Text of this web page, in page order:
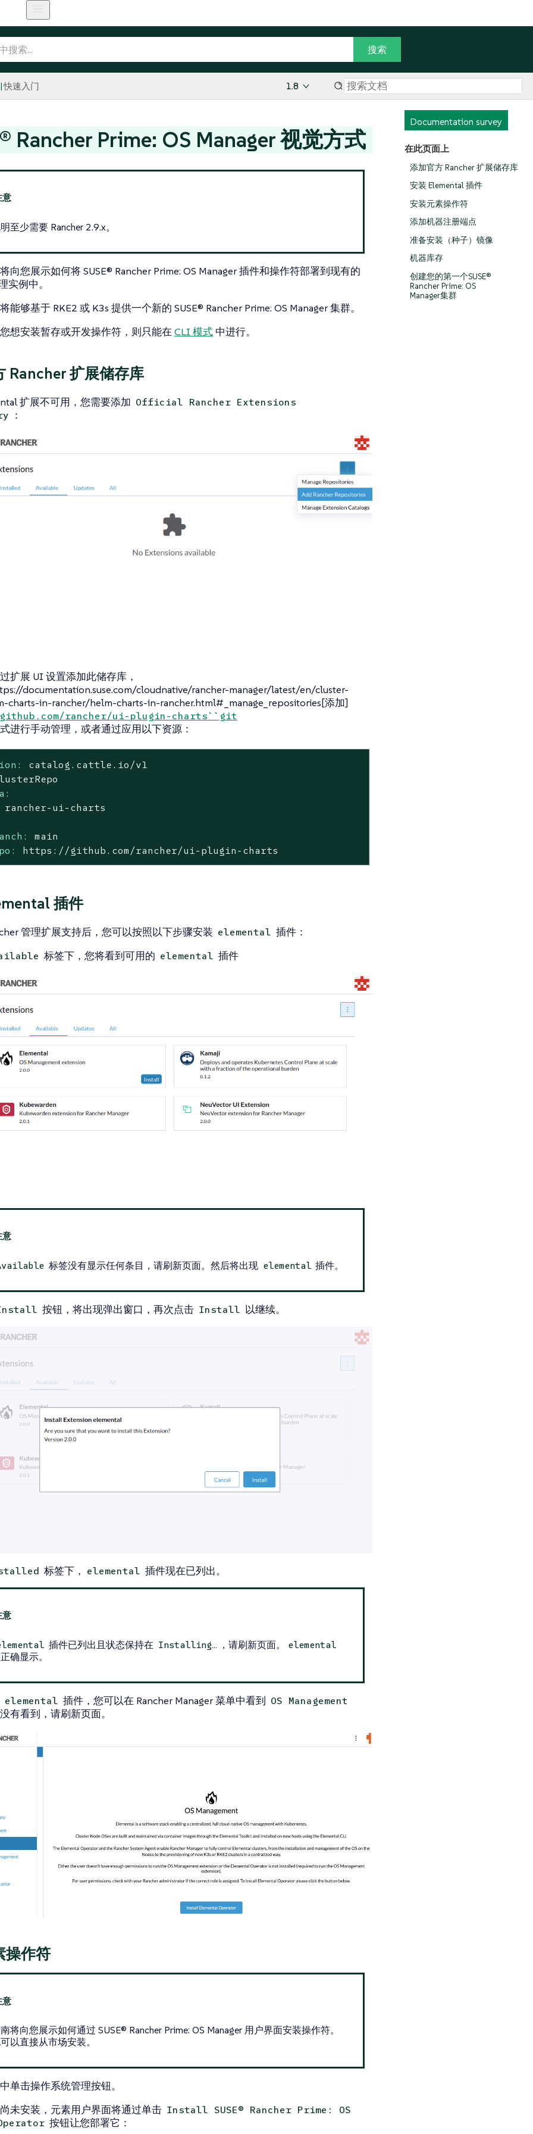
快速入门 1.8
Documentation survey
在此页面上
添加官方 Rancher 扩展储存库
安装 Elemental 插件
安装元素操作符
添加机器注册端点
准备安装（种子）镜像
机器库存
创建您的第一个SUSE®
Rancher Prime: OS
Manager集群
Rancher Prime: OS Manager 视觉方式
至少需要 Rancher 2.9.x。
向您展示如何将 SUSE® Rancher Prime: OS Manager 插件和操作符部署到现有的
实例中。
能够基于 RKE2 或 K3s 提供一个新的 SUSE® Rancher Prime: OS Manager 集群。
想安装暂存或开发操作符，则只能在 CLI 模式中进行。
Rancher 扩展储存库
扩展不可用，您需要添加 Official Rancher Extensions
：
扩展 UI 设置添加此储存库，
documentation.suse.com/cloudnative/rancher-manager/latest/en/cluster-
charts-in-rancher/helm-charts-in-rancher.html#_manage_repositories[添加]
rancher/ui-plugin-charts``git
进行手动管理，或者通过应用以下资源：
catalog.cattle.io/v1
rancher-ui-charts
main
https://github.com/rancher/ui-plugin-charts
插件
管理扩展支持后，您可以按照以下步骤安装 elemental 插件：
标签下，您将看到可用的 elemental 插件
标签没有显示任何条目，请刷新页面。然后将出现 elemental 插件。
按钮，将出现弹出窗口，再次点击 Install 以继续。
标签下， elemental 插件现在已列出。
插件已列出且状态保持在 Installing…​ ，请刷新页面。 elemental
确显示。
elemental 插件，您可以在 Rancher Manager 菜单中看到 OS Management
有看到，请刷新页面。
操作符
将向您展示如何通过 SUSE® Rancher Prime: OS Manager 用户界面安装操作符。
以直接从市场安装。
单击操作系统管理按钮。
未安装，元素用户界面将通过单击 Install SUSE® Rancher Prime: OS
按钮让您部署它：